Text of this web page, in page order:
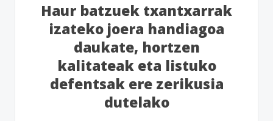
Haur batzuek txantxarrak
izateko joera handiagoa
daukate, hortzen
kalitateak eta listuko
defentsak ere zerikusia
dutelako